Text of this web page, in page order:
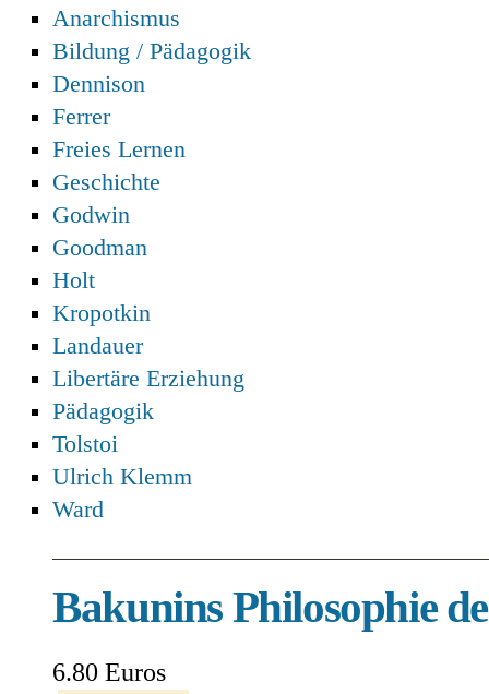
Anarchismus
Bildung / Pädagogik
Dennison
Ferrer
Freies Lernen
Geschichte
Godwin
Goodman
Holt
Kropotkin
Landauer
Libertäre Erziehung
Pädagogik
Tolstoi
Ulrich Klemm
Ward
Bakunins Philosophie
6.80 Euros